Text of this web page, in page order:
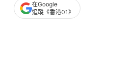
在Google
追蹤《香港01》